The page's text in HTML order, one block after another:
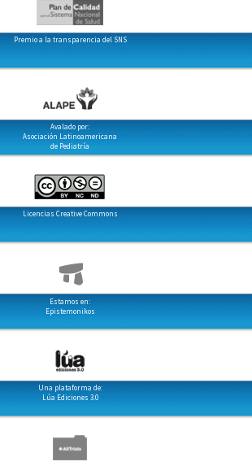
Premio a la transparencia del SNS
Avalado por:
Asociación Latinoamericana
de Pediatría
Licencias Creative Commons
Estamos en:
Epistemonikos
Una plataforma de:
Lúa Ediciones 3.0